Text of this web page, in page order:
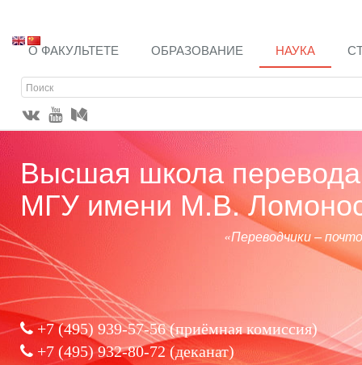
О ФАКУЛЬТЕТЕ ОБРАЗОВАНИЕ НАУКА
Высшая школа
МГУ имени М.В.
«Переводчики –
+7 (495) 939-57-56(приёмная комиссия)
+7 (495) 932-80-72 (деканат)